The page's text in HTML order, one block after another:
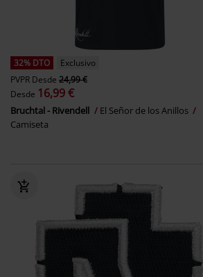
32% DTO
Exclusivo
PVPR Desde 24,99 €
Desde 16,99 €
Bruchtal - Rivendell
El Señor de los Anillos
Camiseta